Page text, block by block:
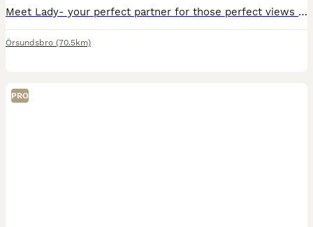
Meet Lady- your perfect partner for those perfect views and epic trail rides. Smooth, steady, and ready for any adventure. 7 y.o., 161 cm mare. She is an amazing example of, calm, honest and well established horse. She works sweetly on the flat, with nice balance and his straight step she is perfect amateur and a safe riding club type. She hacks well both alone and in
Örsundsbro (70.5km)
PRO